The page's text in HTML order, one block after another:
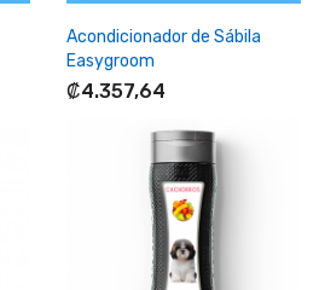
Acondicionador de Sábila
Easygroom
₡4.357,64